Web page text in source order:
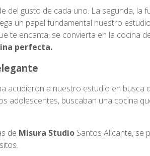
del gusto de cada uno. La segunda, la
un papel fundamental nuestro
te encanta, se convierta en la cocina
perfecta.
acudieron a nuestro estudio en busca
adolescentes, buscaban una cocina
de Misura Studio Santos Alicante, se